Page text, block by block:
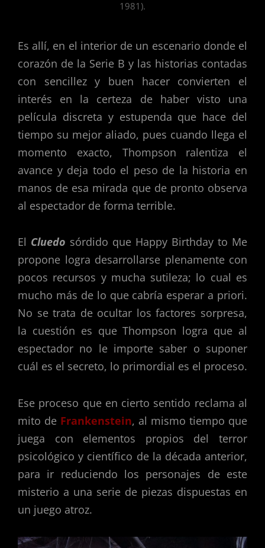
1981).
Es allí, en el interior de un escenario donde el
corazón de la Serie B y las historias contadas
con sencillez y buen hacer convierten el
interés en la certeza de haber visto una
película discreta y estupenda que hace del
tiempo su mejor aliado, pues cuando llega el
momento exacto, Thompson ralentiza el
avance y deja todo el peso de la historia en
manos de esa mirada que de pronto observa
al espectador de forma terrible.
El Cluedo sórdido que Happy Birthday to Me
propone logra desarrollarse plenamente con
pocos recursos y mucha sutileza; lo cual es
mucho más de lo que cabría esperar a priori.
No se trata de ocultar los factores sorpresa,
la cuestión es que Thompson logra que al
espectador no le importe saber o suponer
cuál es el secreto, lo primordial es el proceso.
Ese proceso que en cierto sentido reclama al
mito de Frankenstein, al mismo tiempo que
juega con elementos propios del terror
psicológico y científico de la década anterior,
para ir reduciendo los personajes de este
misterio a una serie de piezas dispuestas en
un juego atroz.